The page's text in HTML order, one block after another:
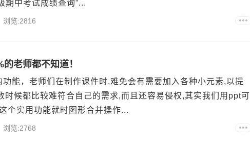
期中考试成绩查询”...
浏览:2816
老师都不知道！
能，老师们在制作课件时,难免会有需要加入各种小元素,以提
时候都比较难符合自己的需求,而且还容易侵权,其实我们用ppt可
个实用功能就时图形合并操作...
浏览:2768